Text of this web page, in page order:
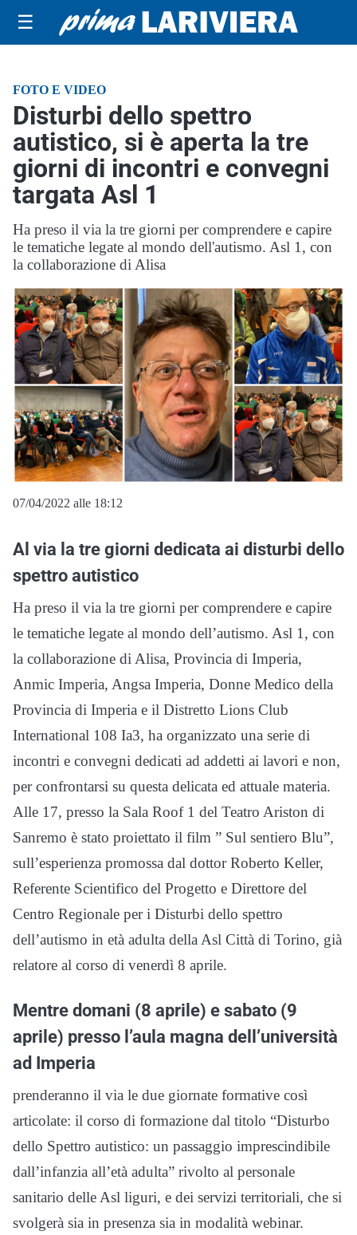
☰
FOTO E VIDEO
Disturbi dello spettro
autistico, si è aperta la tre
giorni di incontri e convegni
targata Asl 1
Ha preso il via la tre giorni per comprendere e capire
le tematiche legate al mondo dell'autismo. Asl 1, con
la collaborazione di Alisa
07/04/2022 alle 18:12
Al via la tre giorni dedicata ai disturbi dello
spettro autistico
Ha preso il via la tre giorni per comprendere e capire
le tematiche legate al mondo dell’autismo. Asl 1, con
la collaborazione di Alisa, Provincia di Imperia,
Anmic Imperia, Angsa Imperia, Donne Medico della
Provincia di Imperia e il Distretto Lions Club
International 108 Ia3, ha organizzato una serie di
incontri e convegni dedicati ad addetti ai lavori e non,
per confrontarsi su questa delicata ed attuale materia.
Alle 17, presso la Sala Roof 1 del Teatro Ariston di
Sanremo è stato proiettato il film ” Sul sentiero Blu”,
sull’esperienza promossa dal dottor Roberto Keller,
Referente Scientifico del Progetto e Direttore del
Centro Regionale per i Disturbi dello spettro
dell’autismo in età adulta della Asl Città di Torino, già
relatore al corso di venerdì 8 aprile.
Mentre domani (8 aprile) e sabato (9
aprile) presso l’aula magna dell’università
ad Imperia
prenderanno il via le due giornate formative così
articolate: il corso di formazione dal titolo “Disturbo
dello Spettro autistico: un passaggio imprescindibile
dall’infanzia all’età adulta” rivolto al personale
sanitario delle Asl liguri, e dei servizi territoriali, che si
svolgerà sia in presenza sia in modalità webinar.